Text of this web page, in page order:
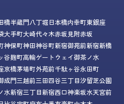
橋半蔵門八丁堀日本橋内幸町東銀座
大手町大崎代々木赤坂見附赤坂
神保町神田神谷町新宿御苑前新宿新橋
谷麹町高輪ゲートウェイ御茶ノ水
京橋茅場町外苑前千駄ヶ谷永田町
成門三越前三田四谷三丁目汐留芝公園
水新宿三丁目新宿西口神楽坂水天宮前